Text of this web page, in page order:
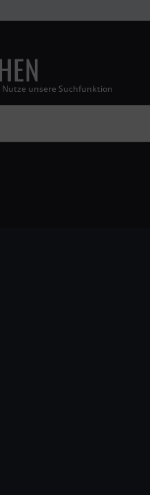
unsere Suchfunktion